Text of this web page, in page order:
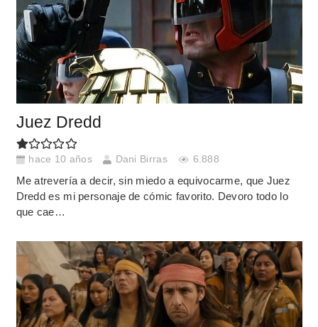
Juez Dredd
hace 10 años Dani Birras 6.888
Me atrevería a decir, sin miedo a equivocarme, que Juez
Dredd es mi personaje de cómic favorito. Devoro todo lo
que cae…